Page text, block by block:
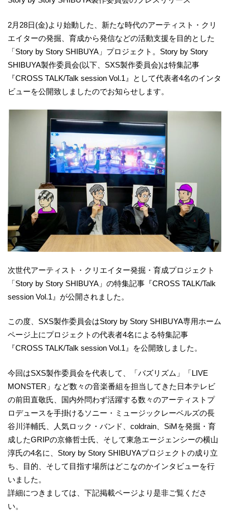
2月28日(金)より始動した、新たな時代のアーティスト・クリ
エイターの発掘、育成から発信などの活動支援を目的とした
「Story by Story SHIBUYA」プロジェクト。Story by Story
SHIBUYA製作委員会(以下、SXS製作委員会)は特集記事
『CROSS TALK/Talk session Vol.1』として代表者4名のインタ
ビューを公開致しましたのでお知らせします。
次世代アーティスト・クリエイター発掘・育成プロジェクト
「Story by Story SHIBUYA」の特集記事『CROSS TALK/Talk
session Vol.1』が公開されました。
この度、SXS製作委員会はStory by Story SHIBUYA専用ホーム
ページ上にプロジェクトの代表者4名による特集記事
『CROSS TALK/Talk session Vol.1』を公開致しました。
今回はSXS製作委員会を代表して、「バズリズム」「LIVE
MONSTER」など数々の音楽番組を担当してきた日本テレビ
の前田直敬氏、国内外問わず活躍する数々のアーティストプ
ロデュースを手掛けるソニー・ミュージックレーベルズの長
谷川洋輔氏、人気ロック・バンド、coldrain、SiMを発掘・育
成したGRIPの京條哲士氏、そして東急エージェンシーの横山
淳氏の4名に、Story by Story SHIBUYAプロジェクトの成り立
ち、目的、そして目指す場所はどこなのかインタビューを行
いました。
詳細につきましては、下記掲載ページより是非ご覧くださ
い。